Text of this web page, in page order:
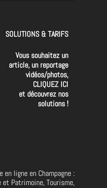
SOLUTIONS & TARIFS
Vous souhaitez un
article, un reportage
vidéos/photos,
CLIQUEZ ICI
et découvrez nos
solutions !
ligne en Champagne :
Patrimoine, Tourisme,